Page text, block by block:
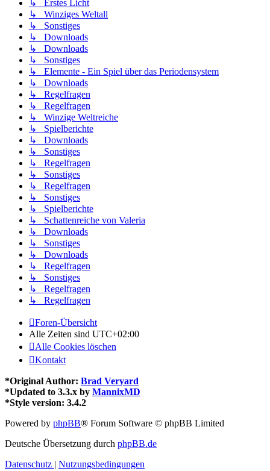
↳ Erstes Licht
↳ Winziges Weltall
↳ Sonstiges
↳ Downloads
↳ Downloads
↳ Sonstiges
↳ Elemente - Ein Spiel über das Periodensystem
↳ Downloads
↳ Regelfragen
↳ Regelfragen
↳ Winzige Weltreiche
↳ Spielberichte
↳ Downloads
↳ Sonstiges
↳ Regelfragen
↳ Sonstiges
↳ Regelfragen
↳ Sonstiges
↳ Spielberichte
↳ Schattenreiche von Valeria
↳ Downloads
↳ Sonstiges
↳ Downloads
↳ Regelfragen
↳ Sonstiges
↳ Regelfragen
↳ Regelfragen
Foren-Übersicht
Alle Zeiten sind UTC+02:00
Alle Cookies löschen
Kontakt
*Original Author: Brad Veryard
*Updated to 3.3.x by MannixMD
*Style version: 3.4.2
Powered by phpBB® Forum Software © phpBB Limited
Deutsche Übersetzung durch phpBB.de
Datenschutz | Nutzungsbedingungen